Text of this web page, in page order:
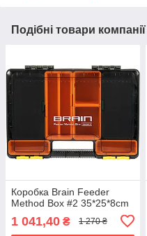
Подібні товари компанії
Коробка Brain Feeder
Method Box #2 35*25*8cm
1 041,40 ₴ 1 270 ₴